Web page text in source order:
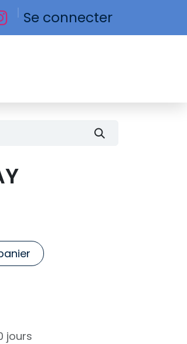
Se connecter
jours